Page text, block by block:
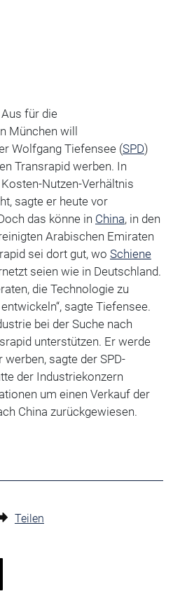
für die
München will
Wolfgang Tiefensee (SPD)
Transrapid werben. In
Nutzen-Verhältnis
sagte er heute vor
das könne in China, in den
Arabischen Emiraten
sei dort gut, wo Schiene
seien wie in Deutschland.
die Technologie zu
sagte Tiefensee.
bei der Suche nach
unterstützen. Er werde
sagte der SPD-
der Industriekonzern
um einen Verkauf der
China zurückgewiesen.
Teilen